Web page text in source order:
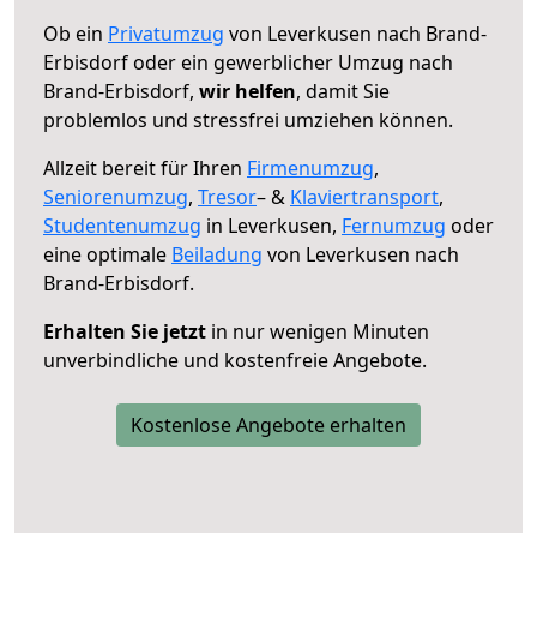
Ob ein Privatumzug von Leverkusen nach Brand-
Erbisdorf oder ein gewerblicher Umzug nach
Brand-Erbisdorf, wir helfen, damit Sie
problemlos und stressfrei umziehen können.
Allzeit bereit für Ihren Firmenumzug,
Seniorenumzug, Tresor– & Klaviertransport,
Studentenumzug in Leverkusen, Fernumzug oder
eine optimale Beiladung von Leverkusen nach
Brand-Erbisdorf.
Erhalten Sie jetzt in nur wenigen Minuten
unverbindliche und kostenfreie Angebote.
Kostenlose Angebote erhalten